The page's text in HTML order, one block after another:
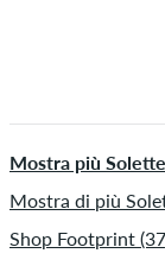
Mostra più
Mostra di più
Shop Footprint